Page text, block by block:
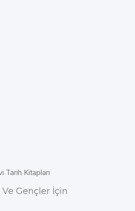
Tarih Kitapları
Gençler İçin